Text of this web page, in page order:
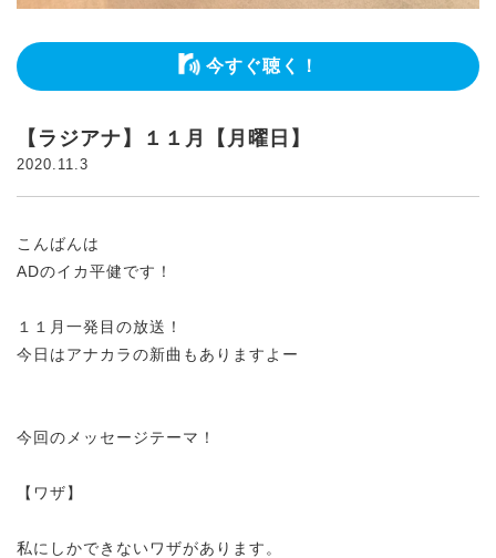
今すぐ聴く！
【ラジアナ】１１月【月曜日】
2020.11.3
こんばんは
ADのイカ平健です！
１１月一発目の放送！
今日はアナカラの新曲もありますよー
今回のメッセージテーマ！
【ワザ】
私にしかできないワザがあります。